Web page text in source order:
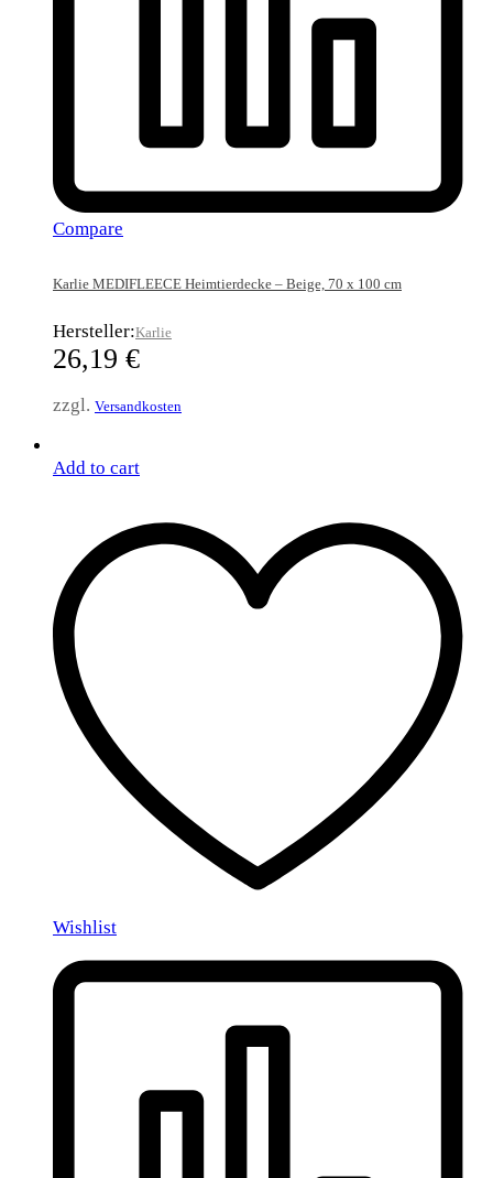
Compare
Karlie MEDIFLEECE Heimtierdecke – Beige, 70 x 100 cm
Hersteller:Karlie
26,19 €
zzgl. Versandkosten
Add to cart
Wishlist